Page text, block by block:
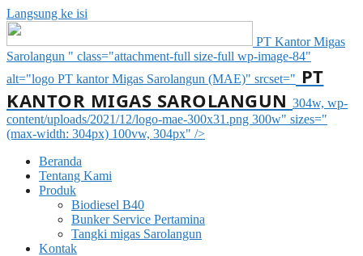
Langsung ke isi
PT Kantor Migas
Sarolangun " class="attachment-full size-full wp-image-84"
alt="logo PT kantor Migas Sarolangun (MAE)" srcset=" PT
KANTOR MIGAS SAROLANGUN 304w, wp-
content/uploads/2021/12/logo-mae-300x31.png 300w" sizes="
(max-width: 304px) 100vw, 304px" />
Beranda
Tentang Kami
Produk
Biodiesel B40
Bunker Service Pertamina
Tangki migas Sarolangun
Kontak